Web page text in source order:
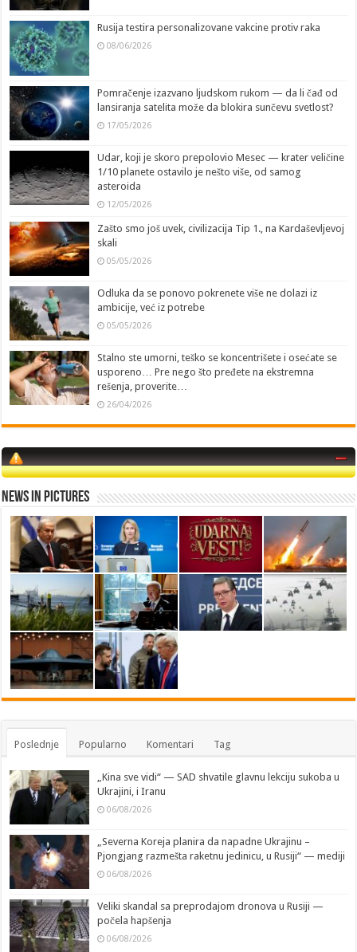
Rusija testira personalizovane vakcine protiv raka
08/06/2026
Pomračenje izazvano ljudskom rukom — da li čađ od
lansiranja satelita može da blokira sunčevu svetlost?
17/05/2026
Udar, koji je skoro prepolovio Mesec — krater veličine
1/10 planete ostavilo je nešto više, od samog
asteroida
12/05/2026
Zašto smo još uvek, civilizacija Tip 1., na Kardaševljevoj
skali
05/05/2026
Odluka da se ponovo pokrenete više ne dolazi iz
ambicije, već iz potrebe
05/05/2026
Stalno ste umorni, teško se koncentrišete i osećate se
usporeno… Pre nego što pređete na ekstremna
rešenja, proverite…
26/04/2026
News in Pictures
Poslednje Popularno Komentari Tag
„Kina sve vidi“ — SAD shvatile glavnu lekciju sukoba u
Ukrajini, i Iranu
06/08/2026
„Severna Koreja planira da napadne Ukrajinu –
Pjongjang razmešta raketnu jedinicu, u Rusiji“ — mediji
06/08/2026
Veliki skandal sa preprodajom dronova u Rusiji —
počela hapšenja
06/08/2026